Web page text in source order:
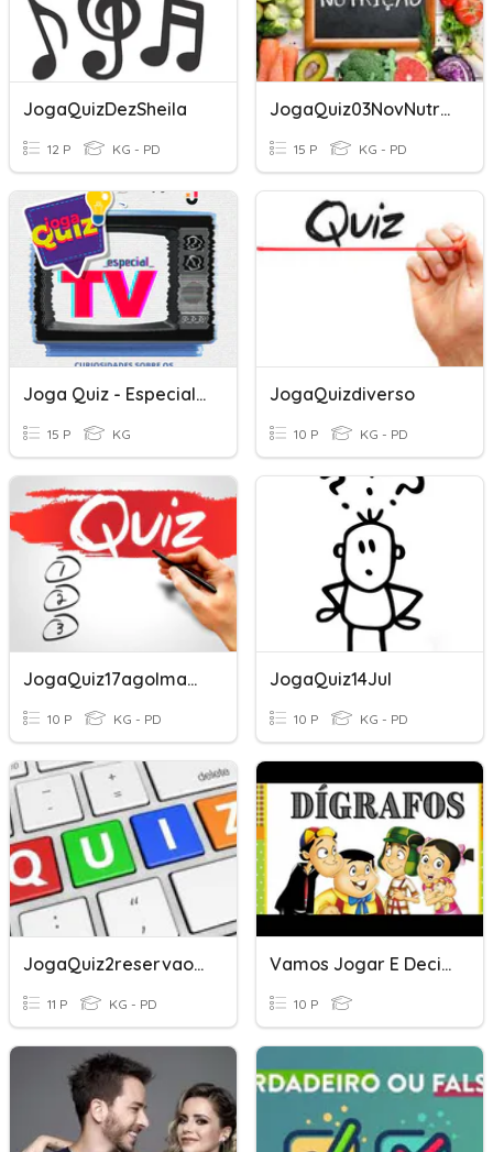
JogaQuizDezSheila
12 P KG - PD
JogaQuiz03NovNutrição
15 P KG - PD
Joga Quiz - Especial 70 Anos Da TV Brasileira
15 P KG
JogaQuizdiverso
10 P KG - PD
JogaQuiz17agoImagens
10 P KG - PD
JogaQuiz14Jul
10 P KG - PD
JogaQuiz2reservaokusado
11 P KG - PD
Vamos Jogar E Decifrar?
10 P